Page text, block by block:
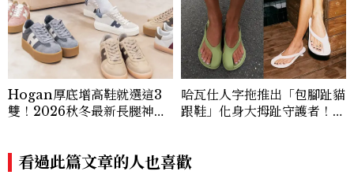
Hogan厚底增高鞋就選這3
雙！2026秋冬最新長腿神
哈瓦仕人字拖推出「包腳趾貓
跟鞋」化身大拇趾守護者！從
看過此篇文章的人也喜歡